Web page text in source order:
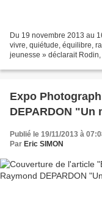
Du 19 novembre 2013 au
vivre, quiétude, équilibre,
jeunesse » déclarait
Expo
DEPARDON
Publié le 19/11/2013 à
Par Eric SIMON